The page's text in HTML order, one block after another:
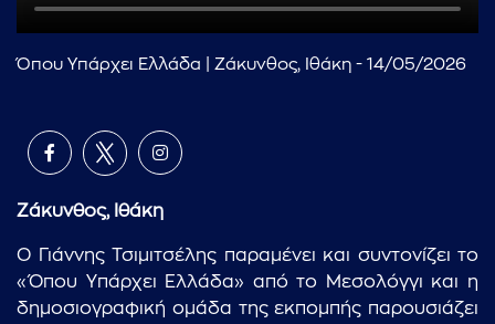
Όπου Υπάρχει Ελλάδα | Ζάκυνθος, Ιθάκη - 14/05/2026
Ζάκυνθος, Ιθάκη
Ο Γιάννης Τσιμιτσέλης παραμένει και συντονίζει το
«Όπου Υπάρχει Ελλάδα» από το Μεσολόγγι και η
δημοσιογραφική ομάδα της εκπομπής παρουσιάζει